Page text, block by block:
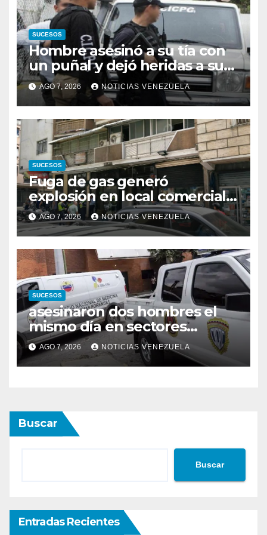
SUCESOS
Hombre asesinó a su tía con
un puñal y dejó heridas a su
prima y a otro familiar en
Bolívar
AGO 7, 2026 NOTICIAS VENEZUELA
SUCESOS
Fuga de gas generó
explosión en local comercial
de Chacao
AGO 7, 2026 NOTICIAS VENEZUELA
SUCESOS
asesinaron dos hombres el
mismo día en sectores
vecinos
AGO 7, 2026 NOTICIAS VENEZUELA
Buscar
Buscar
Entradas Recientes